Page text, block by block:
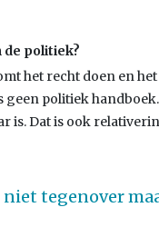
de politiek?
het recht doen en
politiek
is. Dat is ook
tegenover